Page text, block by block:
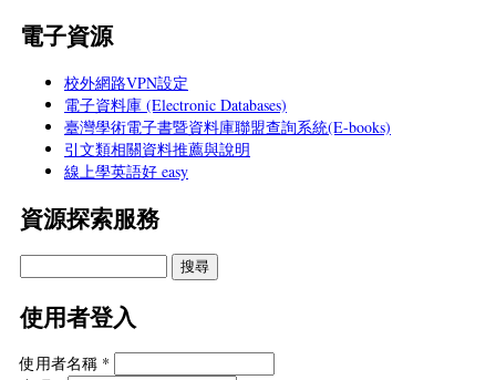
電子資源
校外網路VPN設定
電子資料庫 (Electronic Databases)
臺灣學術電子書暨資料庫聯盟查詢系統(E-books)
引文類相關資料推薦與說明
線上學英語好 easy
資源探索服務
使用者登入
使用者名稱 *